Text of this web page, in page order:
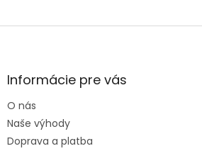
Zápätie
Informácie pre vás
O nás
Naše výhody
Doprava a platba